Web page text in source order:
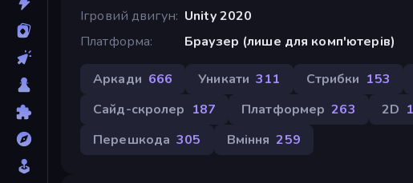
Ігровий двигун Unity 2020
Платформа
Браузер (лише для комп'ютерів)
Аркади 666 Уникати 311 Стрибки 153
Сайд-скролер 187 Платформер 263 2D
Перешкода 305 Вміння 259